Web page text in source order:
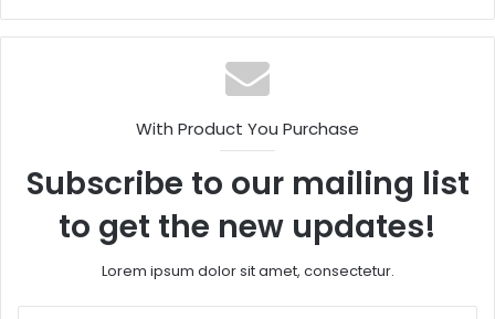
sit
e
With Product You Purchase
Subscribe to our mailing list
to get the new updates!
Lorem ipsum dolor sit amet, consectetur.